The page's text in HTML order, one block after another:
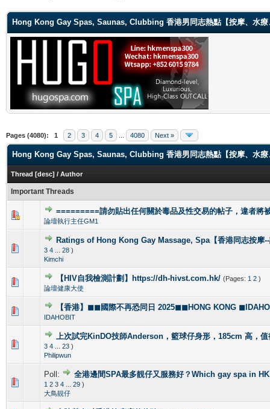
Hong Kong Gay Spas, Saunas, Clubbing 香港男同志熱點【按摩、水
Pages (4080): 1 2 3 4 5 4080 Next »
Hong Kong Gay Spas, Saunas, Clubbing 香港男同志熱點【按摩、水療
Thread [desc] / Author
Important Threads
=========請勿貼出任何關於毒品及性交易的帖子，違者將
論壇執行主任GM1
1 Vote(s) - 4 out of 5 in Average
12345
Ratings of Hong Kong Gay Massage, Spa【香港同志按摩
3 4 28 )
Kimchi
1 Vote(s) - 5 out of 5 in Average
2 5
【HIV自我檢測計劃】https://dh-hivst.com.hk/ (Pages: 1 2 )
論壇健康大使
0 Vote(s) - 0 out of 5 in Average
12345
【香港】◼◼國際不再恐同日 2025◼◼HONG KONG
IDAHOBIT
0 Vote(s) - 0 out of 5 in Average
12345
上次試完KinDO技師Anderson，籃球仔身形，185cm 高，
3 4 23 )
Philipwun
Poll: 全港邊間SPA最多靚仔又服務好？Which gay spa in
1 2 3 4 29 )
大鳥靚仔